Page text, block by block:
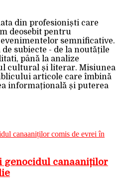
din profesioniști care
deosebit pentru
semnificative.
subiecte - de la noutățile
până la analize
cultural și literar. Misiunea
articole care îmbină
informațională și puterea
genocidul canaaniților